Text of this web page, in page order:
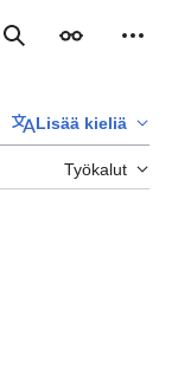
Haku Ulkoasu
Lisää kieliä
Työkalut